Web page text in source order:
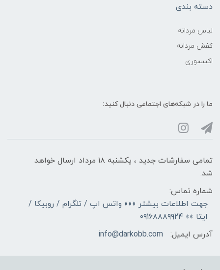
دسته بندی
لباس مردانه
کفش مردانه
اکسسوری
ما را در شبکه‌های اجتماعی دنبال کنید:
تمامی سفارشات جدید ، یکشنبه ۱۸ مرداد ارسال خواهد
شد.
شماره تماس:
جهت اطلاعات بیشتر »»» واتس اپ / تلگرام / روبیکا /
ایتا »» ۰۹۱۶۸۸۸۹۹۲۴
آدرس ایمیل:
info@darkobb.com